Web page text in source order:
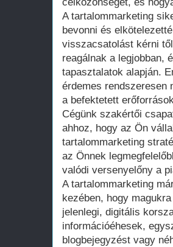
A tartalommarketing
bevonni és
visszacsatolást kérni
reagálnak a legjobban,
tapasztalatok alapján.
érdemes rendszeresen
a befektetett
Cégünk szakértői
ahhoz, hogy az Ön
tartalommarketing
az Önnek
valódi versenyelőny a
A tartalommarketing
kezében, hogy
jelenlegi, digitális
információéhesek,
blogbejegyzést vagy